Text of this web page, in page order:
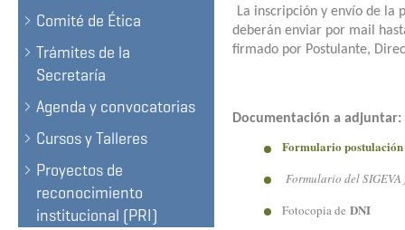
Comité de Ética
Trámites de la
Secretaría
Agenda y convocatorias
Cursos y Talleres
Proyectos de
reconocimiento
institucional (PRI)
La inscripción y envío de la
deberán enviar por mail
firmado por Postulante,
Documentación a adjuntar:
Formulario postulación
Formulario del
Fotocopia de DNI